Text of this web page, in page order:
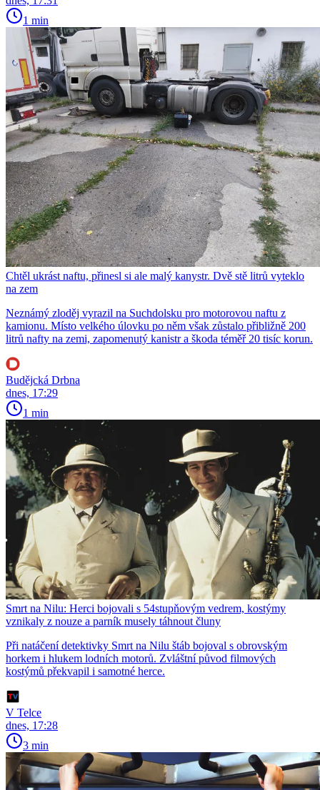
1 min
Chtěl ukrást naftu, přinesl si ale malý kanystr. Dvě stě litrů vyteklo
na zem
Neznámý zloděj vyrazil na Suchdolsku pro motorovou naftu z
kamionu. Místo velkého úlovku po něm však zůstalo přibližně 200
litrů nafty na zemi, zapomenutý kanistr a škoda téměř 20 tisíc korun.
Budějcká Drbna
dnes, 17:29
1 min
Smrt na Nilu: Herci bojovali s 54stupňovým vedrem, kostýmy
vznikaly z nouze a parník musely táhnout čluny
Při natáčení detektivky Smrt na Nilu štáb bojoval s obrovským
horkem i hlukem lodních motorů. Zvláštní původ filmových
kostýmů překvapil i samotné herce.
V Telce
dnes, 17:28
3 min